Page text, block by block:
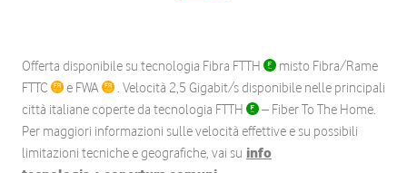
Offerta disponibile su tecnologia Fibra FTTH
misto Fibra/Rame
FTTC
e FWA
. Velocità 2,5 Gigabit/s disponibile nelle principali
città italiane coperte da tecnologia FTTH
– Fiber To The Home.
Per maggiori informazioni sulle velocità effettive e su possibili
limitazioni tecniche e geografiche, vai su info